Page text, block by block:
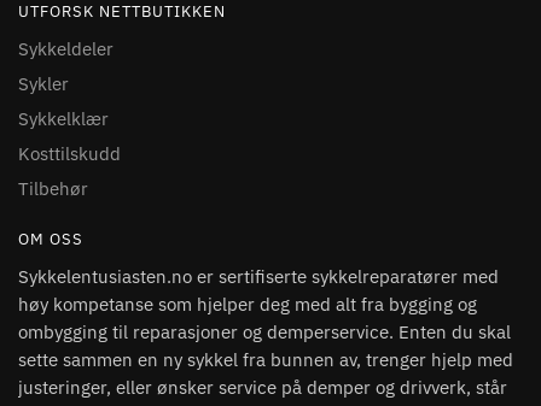
UTFORSK NETTBUTIKKEN
Sykkeldeler
Sykler
Sykkelklær
Kosttilskudd
Tilbehør
OM OSS
Sykkelentusiasten.no er sertifiserte sykkelreparatører med
høy kompetanse som hjelper deg med alt fra bygging og
ombygging til reparasjoner og demperservice. Enten du skal
sette sammen en ny sykkel fra bunnen av, trenger hjelp med
justeringer, eller ønsker service på demper og drivverk, står